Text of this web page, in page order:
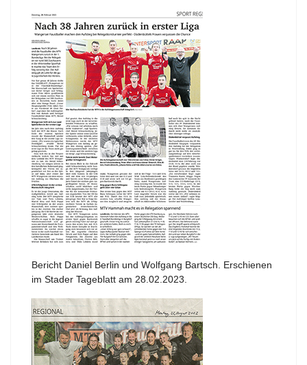
Bericht Daniel Berlin und Wolfgang Bartsch. Erschienen
im Stader Tageblatt am 28.02.2023.